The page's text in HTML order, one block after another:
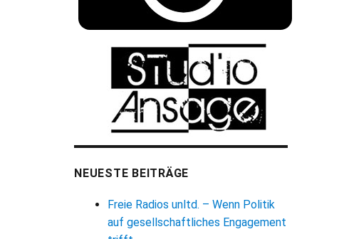
NEUESTE BEITRÄGE
Freie Radios unltd. – Wenn Politik
auf gesellschaftliches Engagement